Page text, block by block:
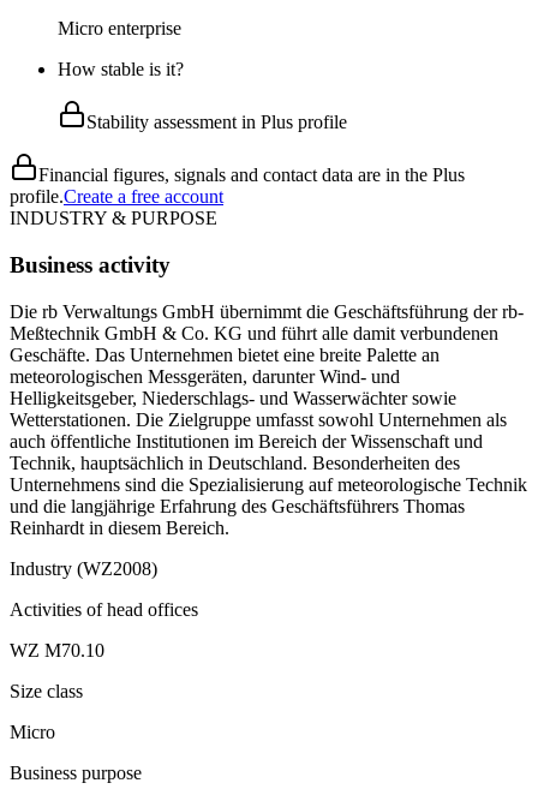
Micro enterprise
How stable is it?
Stability assessment in Plus profile
Financial figures, signals and contact data are in the Plus
profile.Create a free account
INDUSTRY & PURPOSE
Business activity
Die rb Verwaltungs GmbH übernimmt die Geschäftsführung der rb-
Meßtechnik GmbH & Co. KG und führt alle damit verbundenen
Geschäfte. Das Unternehmen bietet eine breite Palette an
meteorologischen Messgeräten, darunter Wind- und
Helligkeitsgeber, Niederschlags- und Wasserwächter sowie
Wetterstationen. Die Zielgruppe umfasst sowohl Unternehmen als
auch öffentliche Institutionen im Bereich der Wissenschaft und
Technik, hauptsächlich in Deutschland. Besonderheiten des
Unternehmens sind die Spezialisierung auf meteorologische Technik
und die langjährige Erfahrung des Geschäftsführers Thomas
Reinhardt in diesem Bereich.
Industry (WZ2008)
Activities of head offices
WZ M70.10
Size class
Micro
Business purpose